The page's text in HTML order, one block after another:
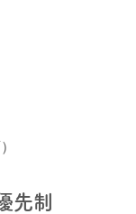
先制